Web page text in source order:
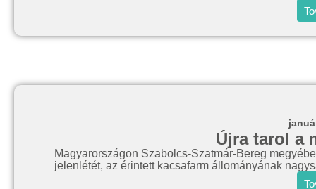
Újra tarol a
Magyarországon Szabolcs-Szatmár-Bereg
jelenlétét, az érintett kacsafarm állományának